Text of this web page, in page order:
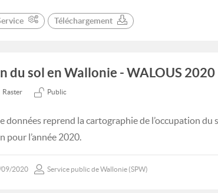
Téléchargement
du sol en Wallonie - WALOUS 2020
Raster Public
données reprend la cartographie de l’occupation du
pour l’année 2020.
09/2020 Service public de Wallonie (SPW)